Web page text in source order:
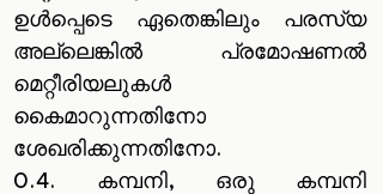
ഉൾപ്പെടെ ഏതെങ്കിലും പരസ്യ
അല്ലെങ്കിൽ പ്രമോഷണൽ
മെറ്റീരിയലുകൾ
കൈമാറുന്നതിനോ
ശേഖരിക്കുന്നതിനോ.
0.4. കമ്പനി, ഒരു കമ്പനി